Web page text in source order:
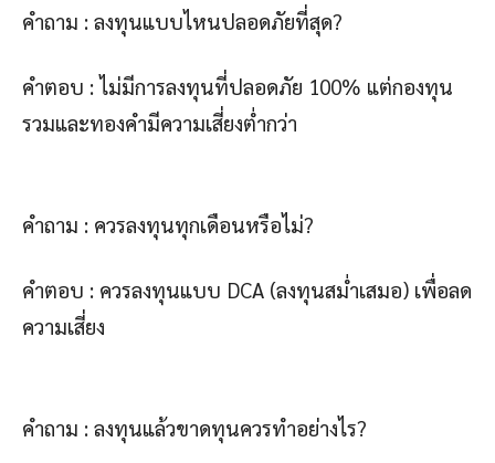
คำถาม : ลงทุนแบบไหนปลอดภัยที่สุด?
คำตอบ : ไม่มีการลงทุนที่ปลอดภัย 100% แต่กองทุน
รวมและทองคำมีความเสี่ยงต่ำกว่า
คำถาม : ควรลงทุนทุกเดือนหรือไม่?
คำตอบ : ควรลงทุนแบบ DCA (ลงทุนสม่ำเสมอ) เพื่อลด
ความเสี่ยง
คำถาม : ลงทุนแล้วขาดทุนควรทำอย่างไร?